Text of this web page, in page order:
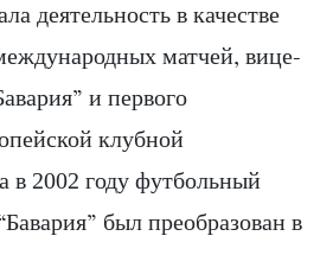
деятельность в качестве
матчей, вице-
и первого
клубной
в 2002 году футбольный
был преобразован в